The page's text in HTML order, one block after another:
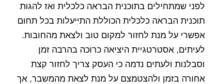
לפני שמתחילים בתוכנית הבראה כלכלית ואז להגות
תוכנית הבראה כלכלית הכוללת התייעלות בכל תחום
אפשרי על מנת לחזור למקום טוב ולצאת מהחובות.
לעיתים, אסטרטגיית היציאה כרוכה בהרבה זמן
וסבלנות ולעתים נדמה כי העסק צריך לחזור קצת
אחורה בזמן ולהצטמצם על מנת לצאת מהמשבר, אך